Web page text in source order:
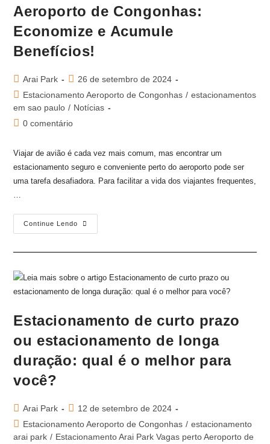
Aeroporto de Congonhas:
Economize e Acumule
Benefícios!
Arai Park
26 de setembro de 2024
Estacionamento Aeroporto de Congonhas / estacionamentos
em sao paulo / Notícias
0 comentário
Viajar de avião é cada vez mais comum, mas encontrar um
estacionamento seguro e conveniente perto do aeroporto pode ser
uma tarefa desafiadora. Para facilitar a vida dos viajantes frequentes,
…
Continue Lendo
Estacionamento de curto prazo
ou estacionamento de longa
duração: qual é o melhor para
você?
Arai Park
12 de setembro de 2024
Estacionamento Aeroporto de Congonhas / estacionamento
arai park / Estacionamento Arai Park Vagas perto Aeroporto de